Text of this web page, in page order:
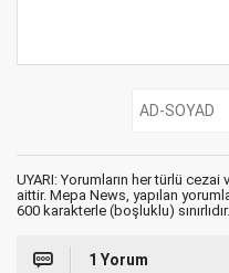
UYARI: Yorumların her türlü
aittir. Mepa News, yapılan
600 karakterle (boşluklu) sınırlıdır.
1 Yorum